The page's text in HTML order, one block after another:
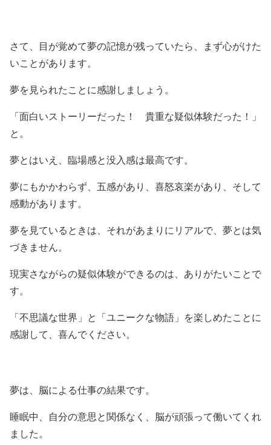
さて、目が覚めて夢の記憶が残っていたら、まず心がけた
いことがあります。
夢を見られたことに感謝しましょう。
「面白いストーリーだった！ 貴重な疑似体験だった！」
と。
夢とはいえ、臨場感と没入感は最高です。
夢にもかかわらず、五感があり、喜怒哀楽があり、そして
感動があります。
夢を見ているときは、それがあまりにリアルで、夢とは気
づきません。
現実さながらの疑似体験ができるのは、ありがたいことで
す。
「不思議な世界」と「ユニークな物語」を楽しめたことに
感謝して、喜んでください。
夢は、脳による仕事の結果です。
睡眠中、自分の意思と関係なく、脳が頑張って働いてくれ
ました。